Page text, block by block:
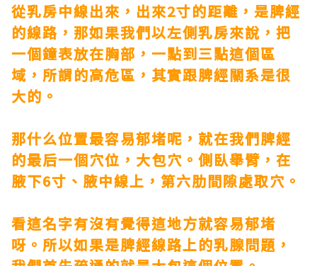
從乳房中線出來，出來2寸的距離，是脾經
的線路，那如果我們以左側乳房來說，把
一個鐘表放在胸部，一點到三點這個區
域，所謂的高危區，其實跟脾經關系是很
大的。
那什么位置最容易郁堵呢，就在我們脾經
的最后一個穴位，大包穴。側臥舉臂，在
腋下6寸、腋中線上，第六肋間隙處取穴。
看這名字有沒有覺得這地方就容易郁堵
呀。所以如果是脾經線路上的乳腺問題，